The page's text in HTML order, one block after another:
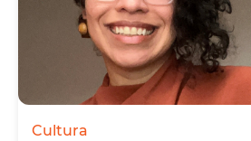
Cultura